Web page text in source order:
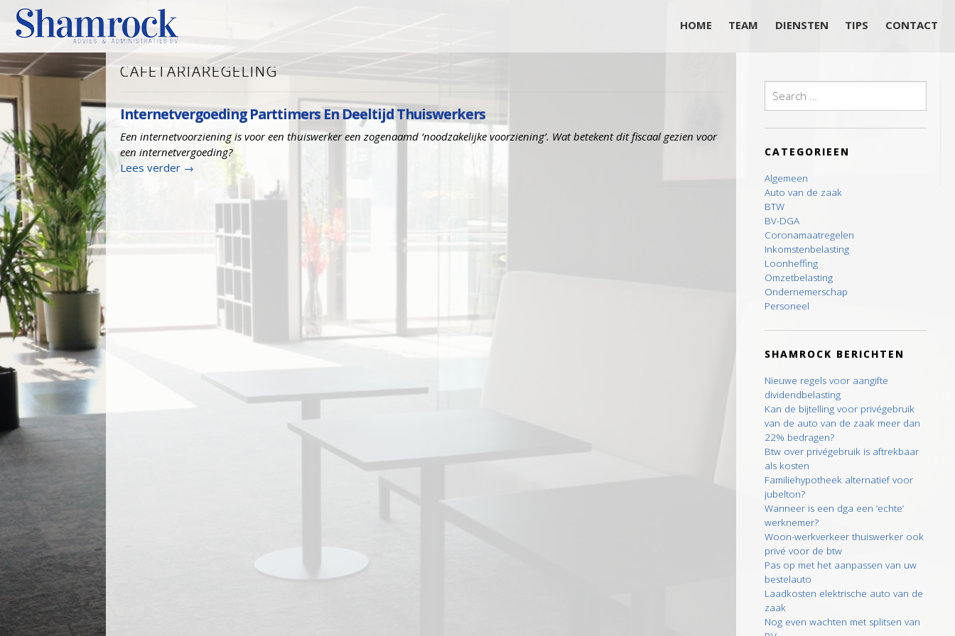
HOME TEAM DIENSTEN TIPS CONTACT
for:
CATEGORIEEN
Algemeen
Auto van de zaak
BTW
BV-DGA
Coronamaatregelen
Inkomstenbelasting
Loonheffing
Omzetbelasting
Ondernemerschap
Personeel
SHAMROCK BERICHTEN
Nieuwe regels voor aangifte
dividendbelasting
Kan de bijtelling voor privégebruik
van de auto van de zaak meer dan
22% bedragen?
Btw over privégebruik is aftrekbaar
als kosten
Familiehypotheek alternatief voor
jubelton?
Wanneer is een dga een ‘echte’
werknemer?
Woon-werkverkeer thuiswerker ook
privé voor de btw
Pas op met het aanpassen van uw
bestelauto
Laadkosten elektrische auto van de
zaak
Nog even wachten met splitsen van
CAFETARIAREGELING
Internetvergoeding Parttimers En Deeltijd Thuiswerkers
Een internetvoorziening is voor een thuiswerker een zogenaamd ‘noodzakelijke voorziening’. Wat betekent dit fiscaal gezien voor
een internetvergoeding?
Lees verder →